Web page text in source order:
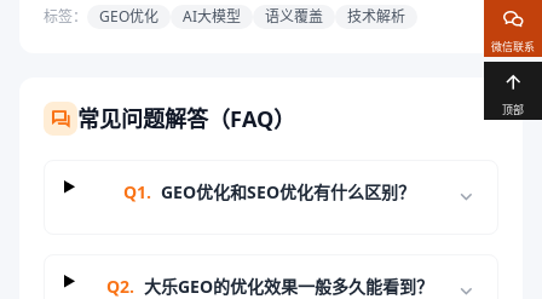
标签： GEO优化 AI大模型 语义覆盖 技术解析
常见问题解答（FAQ）
Q1. GEO优化和SEO优化有什么区别？
Q2. 大乐GEO的优化效果一般多久能看到？
微信联系
顶部